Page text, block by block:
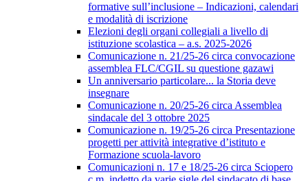
formative sull’inclusione – Indicazioni, calendari
e modalità di iscrizione
Elezioni degli organi collegiali a livello di
istituzione scolastica – a.s. 2025-2026
Comunicazione n. 21/25-26 circa convocazione
assemblea FLC/CGIL su questione gazawi
Un anniversario particolare... la Storia deve
insegnare
Comunicazione n. 20/25-26 circa Assemblea
sindacale del 3 ottobre 2025
Comunicazione n. 19/25-26 circa Presentazione
progetti per attività integrative d’istituto e
Formazione scuola-lavoro
Comunicazioni n. 17 e 18/25-26 circa Sciopero